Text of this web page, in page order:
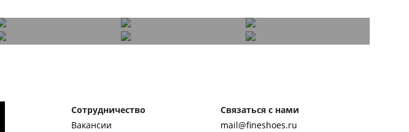
Сотрудничество
Вакансии
Связаться с нами
mail@fineshoes.ru